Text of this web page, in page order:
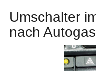
Umschalter
nach